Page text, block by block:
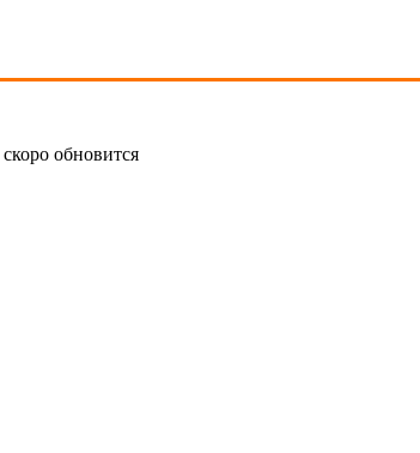
скоро обновится